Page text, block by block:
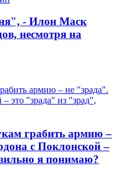
- Илон Маск
несмотря на
грабить армию –
с Поклонской –
я понимаю?